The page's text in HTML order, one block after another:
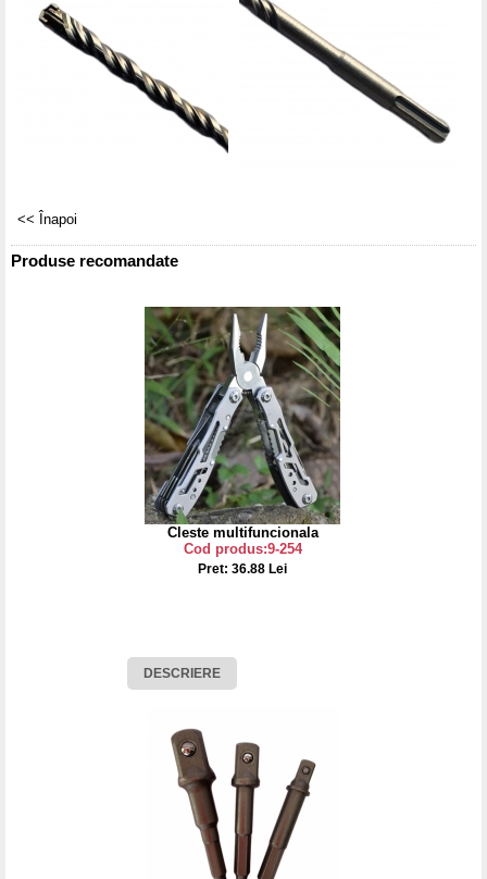
Produse recomandate
Cleste multifuncionala
Cod produs:9-254
Pret: 36.88 Lei
DESCRIERE